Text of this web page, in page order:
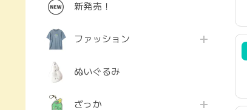
新発売！
ファッション
ぬいぐるみ
ざっか